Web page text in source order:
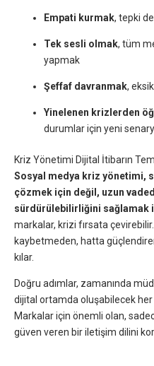
Empati kurmak, tepki
Tek sesli olmak, tüm
yapmak
Şeffaf davranmak,
Yinelenen krizlerden
durumlar için yeni
Kriz Yönetimi Dijital İtibarın
Sosyal medya kriz yönetimi,
çözmek için değil, uzun
sürdürülebilirliğini sağlamak
markalar, krizi fırsata çevirebilir.
kaybetmeden, hatta
kılar.
Doğru adımlar, zamanında
dijital ortamda oluşabilecek
Markalar için önemli olan,
güven veren bir iletişim dilini